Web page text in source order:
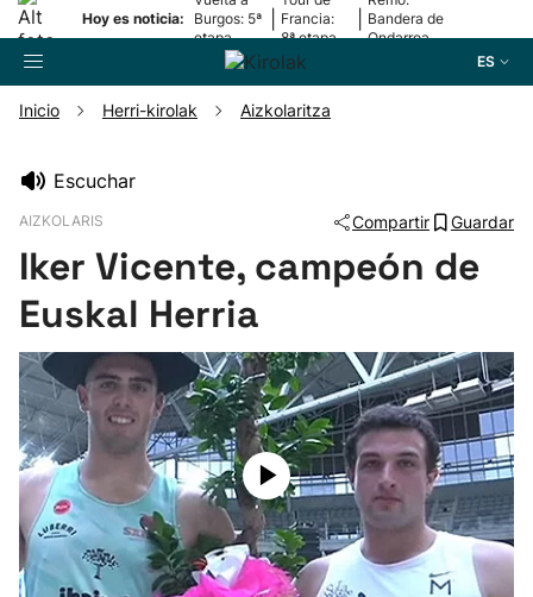
Hoy es noticia:
Burgos: 5ª
etapa
Francia:
8ª etapa
Bandera de
Ondarroa
ES
Pelota
Remo
Baloncesto
Ciclismo
Herri-kirolak
Inicio Herri-kirolak Aizkolaritza
Escuchar
AIZKOLARIS Compartir Guardar
Iker Vicente, campeón de
Euskal Herria